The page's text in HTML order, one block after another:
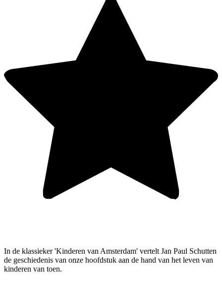
In de klassieker 'Kinderen van Amsterdam' vertelt Jan Paul Schutten
de geschiedenis van onze hoofdstuk aan de hand van het leven van
kinderen van toen.